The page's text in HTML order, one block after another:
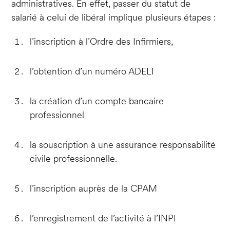
administratives. En effet, passer du statut de
salarié à celui de libéral implique plusieurs étapes :
l’inscription à l’Ordre des Infirmiers,
l’obtention d’un numéro ADELI
la création d’un compte bancaire
professionnel
la souscription à une assurance responsabilité
civile professionnelle.
l’inscription auprès de la CPAM
l’enregistrement de l’activité à l’INPI